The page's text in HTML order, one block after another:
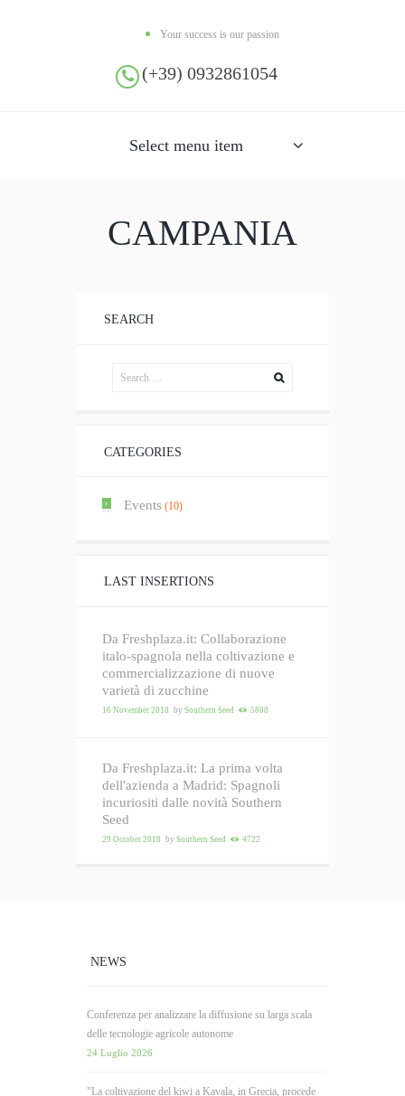
Your success is our passion
(+39) 0932861054
Select menu item
CAMPANIA
SEARCH
CATEGORIES
Events (10)
LAST INSERTIONS
Da Freshplaza.it: Collaborazione
italo-spagnola nella coltivazione e
commercializzazione di nuove
varietà di zucchine
16 November 2018 by Southern Seed 5808
Da Freshplaza.it: La prima volta
dell'azienda a Madrid: Spagnoli
incuriositi dalle novità Southern
Seed
29 October 2018 by Southern Seed 4722
NEWS
Conferenza per analizzare la diffusione su larga scala
delle tecnologie agricole autonome
24 Luglio 2026
"La coltivazione del kiwi a Kavala, in Grecia, procede